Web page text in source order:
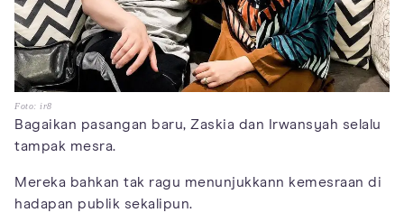
Foto: ir8
Bagaikan pasangan baru, Zaskia dan Irwansyah selalu
tampak mesra.
Mereka bahkan tak ragu menunjukkann kemesraan di
hadapan publik sekalipun.